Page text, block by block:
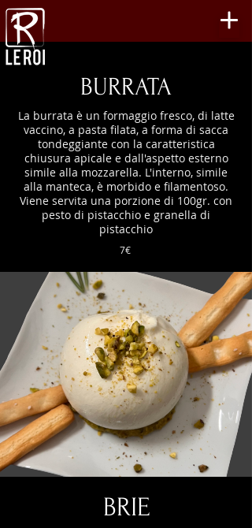
BURRATA
La burrata è un formaggio fresco, di latte
vaccino, a pasta filata, a forma di sacca
tondeggiante con la caratteristica
chiusura apicale e dall'aspetto esterno
simile alla mozzarella. L'interno, simile
alla manteca, è morbido e filamentoso.
Viene servita una porzione di 100gr. con
pesto di pistacchio e granella di
pistacchio
7€
BRIE